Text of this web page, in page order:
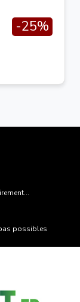
-25%
possibles